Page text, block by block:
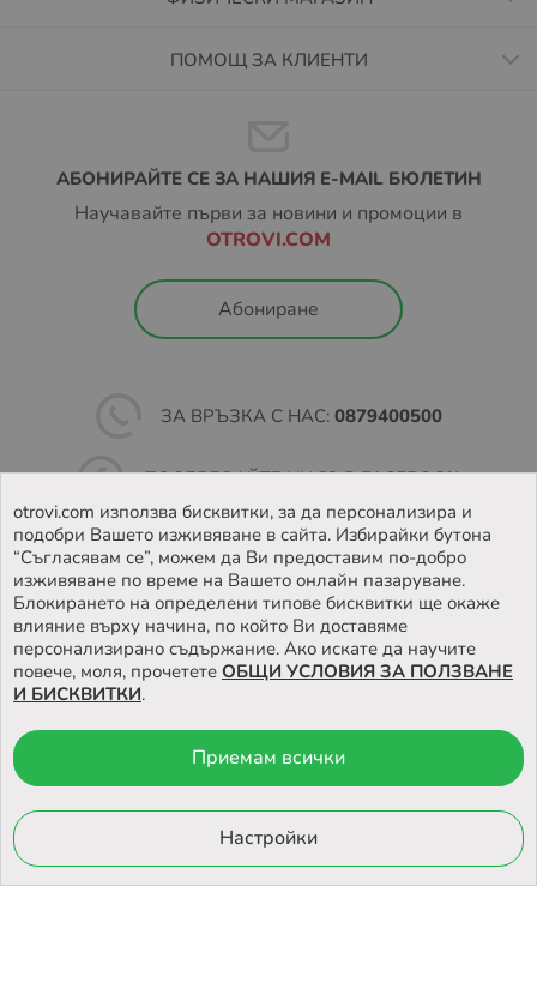
ПОМОЩ ЗА КЛИЕНТИ
АБОНИРАЙТЕ СЕ ЗА НАШИЯ E-MAIL БЮЛЕТИН
Научавайте първи за новини и промоции в
OTROVI.COM
Абониране
ЗА ВРЪЗКА С НАС: 0879400500
ПОСЛЕДВАЙТЕ НИ ВЪВFACEBOOK
НАМЕРЕТЕ НАШИЯТ МАГАЗИН
© 2026 Otrovi.com. Всички права запазени ™ |Карта на сайта
Онлайн магазин
otrovi.com използва бисквитки, за да персонализира и
подобри Вашето изживяване в сайта. Избирайки бутона
“Съгласявам се”, можем да Ви предоставим по-добро
изживяване по време на Вашето онлайн пазаруване.
Блокирането на определени типове бисквитки ще окаже
влияние върху начина, по който Ви доставяме
персонализирано съдържание. Ако искате да научите
повече, моля, прочетете ОБЩИ УСЛОВИЯ ЗА ПОЛЗВАНЕ
И БИСКВИТКИ.
Приемам всички
Настройки